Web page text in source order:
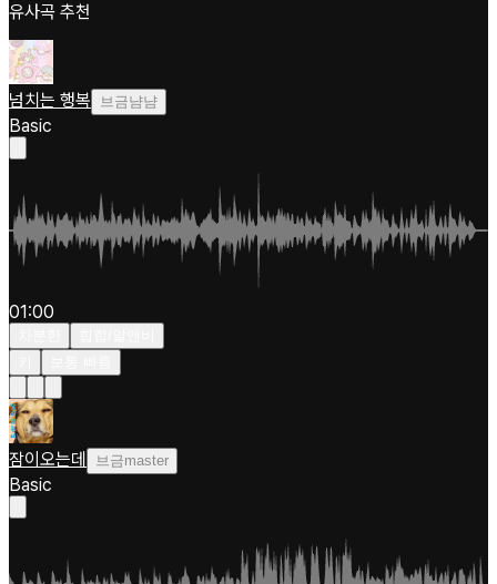
유사곡 추천
넘치는 행복 브금냠냠
Basic
01:00
잠이오는데 브금master
Basic